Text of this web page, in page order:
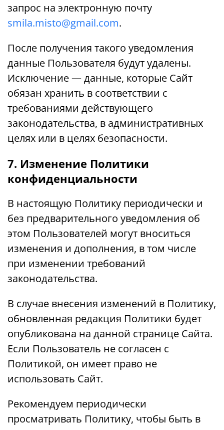
запрос на электронную почту
smila.misto@gmail.com.
После получения такого уведомления
данные Пользователя будут удалены.
Исключение — данные, которые Сайт
обязан хранить в соответствии с
требованиями действующего
законодательства, в административных
целях или в целях безопасности.
7. Изменение Политики
конфиденциальности
В настоящую Политику периодически и
без предварительного уведомления об
этом Пользователей могут вноситься
изменения и дополнения, в том числе
при изменении требований
законодательства.
В случае внесения изменений в Политику,
обновленная редакция Политики будет
опубликована на данной странице Сайта.
Если Пользователь не согласен с
Политикой, он имеет право не
использовать Сайт.
Рекомендуем периодически
просматривать Политику, чтобы быть в